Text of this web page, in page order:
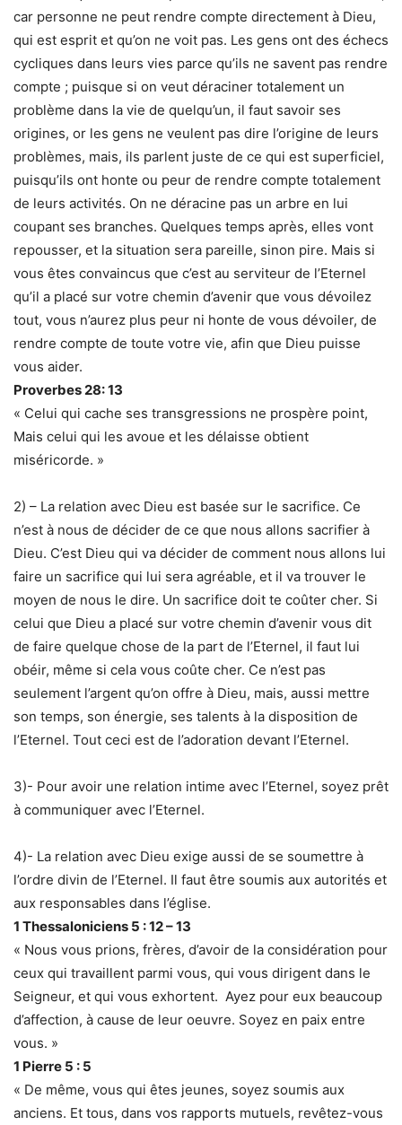
car personne ne peut rendre compte directement à Dieu,
qui est esprit et qu’on ne voit pas. Les gens ont des échecs
cycliques dans leurs vies parce qu’ils ne savent pas rendre
compte ; puisque si on veut déraciner totalement un
problème dans la vie de quelqu’un, il faut savoir ses
origines, or les gens ne veulent pas dire l’origine de leurs
problèmes, mais, ils parlent juste de ce qui est superficiel,
puisqu’ils ont honte ou peur de rendre compte totalement
de leurs activités. On ne déracine pas un arbre en lui
coupant ses branches. Quelques temps après, elles vont
repousser, et la situation sera pareille, sinon pire. Mais si
vous êtes convaincus que c’est au serviteur de l’Eternel
qu’il a placé sur votre chemin d’avenir que vous dévoilez
tout, vous n’aurez plus peur ni honte de vous dévoiler, de
rendre compte de toute votre vie, afin que Dieu puisse
vous aider.
Proverbes 28: 13
« Celui qui cache ses transgressions ne prospère point,
Mais celui qui les avoue et les délaisse obtient
miséricorde. »
2) – La relation avec Dieu est basée sur le sacrifice. Ce
n’est à nous de décider de ce que nous allons sacrifier à
Dieu. C’est Dieu qui va décider de comment nous allons lui
faire un sacrifice qui lui sera agréable, et il va trouver le
moyen de nous le dire. Un sacrifice doit te coûter cher. Si
celui que Dieu a placé sur votre chemin d’avenir vous dit
de faire quelque chose de la part de l’Eternel, il faut lui
obéir, même si cela vous coûte cher. Ce n’est pas
seulement l’argent qu’on offre à Dieu, mais, aussi mettre
son temps, son énergie, ses talents à la disposition de
l’Eternel. Tout ceci est de l’adoration devant l’Eternel.
3)- Pour avoir une relation intime avec l’Eternel, soyez prêt
à communiquer avec l’Eternel.
4)- La relation avec Dieu exige aussi de se soumettre à
l’ordre divin de l’Eternel. Il faut être soumis aux autorités et
aux responsables dans l’église.
1 Thessaloniciens 5 : 12 – 13
« Nous vous prions, frères, d’avoir de la considération pour
ceux qui travaillent parmi vous, qui vous dirigent dans le
Seigneur, et qui vous exhortent. Ayez pour eux beaucoup
d’affection, à cause de leur oeuvre. Soyez en paix entre
vous. »
1 Pierre 5 : 5
« De même, vous qui êtes jeunes, soyez soumis aux
anciens. Et tous, dans vos rapports mutuels, revêtez-vous